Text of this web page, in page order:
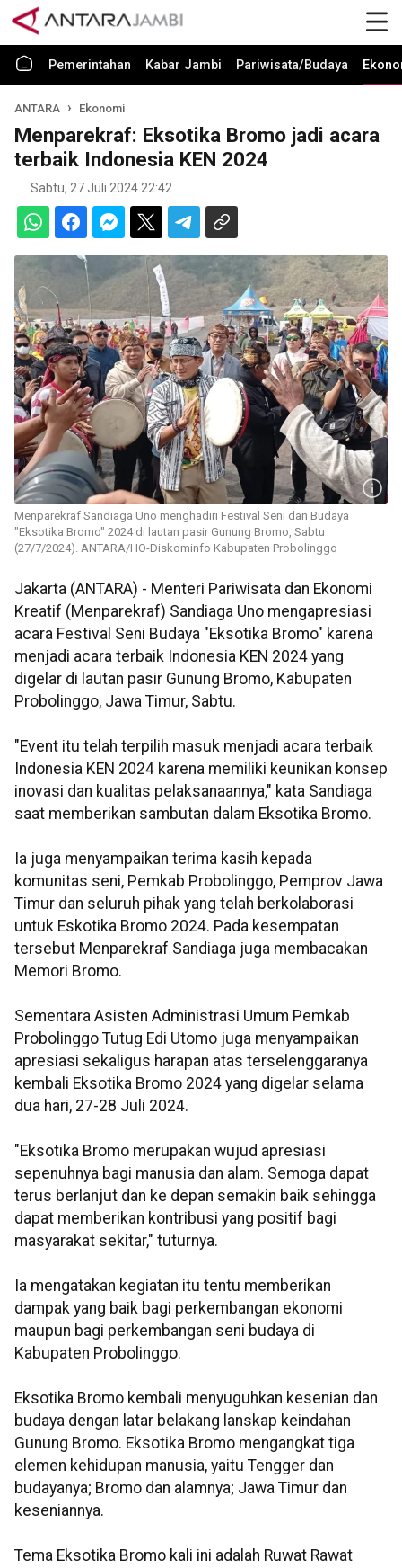
Pemerintahan Kabar Jambi Pariwisata/Budaya
ANTARA Ekonomi
Menparekraf: Eksotika Bromo jadi acara
terbaik Indonesia KEN 2024
Sabtu, 27 Juli 2024 22:42
Menparekraf Sandiaga Uno menghadiri Festival Seni dan Budaya
"Eksotika Bromo" 2024 di lautan pasir Gunung Bromo, Sabtu
(27/7/2024). ANTARA/HO-Diskominfo Kabupaten Probolinggo
Jakarta (ANTARA) - Menteri Pariwisata dan Ekonomi
Kreatif (Menparekraf) Sandiaga Uno mengapresiasi
acara Festival Seni Budaya "Eksotika Bromo" karena
menjadi acara terbaik Indonesia KEN 2024 yang
digelar di lautan pasir Gunung Bromo, Kabupaten
Probolinggo, Jawa Timur, Sabtu.
"Event itu telah terpilih masuk menjadi acara terbaik
Indonesia KEN 2024 karena memiliki keunikan konsep
inovasi dan kualitas pelaksanaannya," kata Sandiaga
saat memberikan sambutan dalam Eksotika Bromo.
Ia juga menyampaikan terima kasih kepada
komunitas seni, Pemkab Probolinggo, Pemprov Jawa
Timur dan seluruh pihak yang telah berkolaborasi
untuk Eskotika Bromo 2024. Pada kesempatan
tersebut Menparekraf Sandiaga juga membacakan
Memori Bromo.
Sementara Asisten Administrasi Umum Pemkab
Probolinggo Tutug Edi Utomo juga menyampaikan
apresiasi sekaligus harapan atas terselenggaranya
kembali Eksotika Bromo 2024 yang digelar selama
dua hari, 27-28 Juli 2024.
"Eksotika Bromo merupakan wujud apresiasi
sepenuhnya bagi manusia dan alam. Semoga dapat
terus berlanjut dan ke depan semakin baik sehingga
dapat memberikan kontribusi yang positif bagi
masyarakat sekitar," tuturnya.
Ia mengatakan kegiatan itu tentu memberikan
dampak yang baik bagi perkembangan ekonomi
maupun bagi perkembangan seni budaya di
Kabupaten Probolinggo.
Eksotika Bromo kembali menyuguhkan kesenian dan
budaya dengan latar belakang lanskap keindahan
Gunung Bromo. Eksotika Bromo mengangkat tiga
elemen kehidupan manusia, yaitu Tengger dan
budayanya; Bromo dan alamnya; Jawa Timur dan
keseniannya.
Tema Eksotika Bromo kali ini adalah Ruwat Rawat